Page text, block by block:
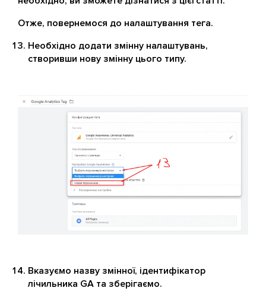
Отже, повернемося до налаштування тега.
Необхідно додати змінну налаштувань,
створивши нову змінну цього типу.
Вказуємо назву змінної, ідентифікатор
лічильника GA та зберігаємо.